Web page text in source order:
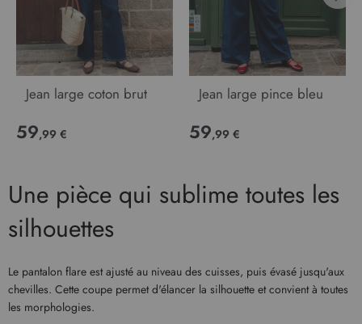
Jean large coton brut
59,99 €
Jean large pince bleu
59,99 €
Une pièce qui sublime toutes les
silhouettes
Le pantalon flare est ajusté au niveau des cuisses, puis évasé jusqu'aux
chevilles. Cette coupe permet d'élancer la silhouette et convient à toutes
les morphologies.